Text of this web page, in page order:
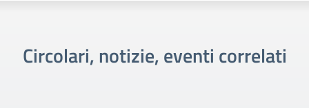
Circolari, notizie, eventi correlati